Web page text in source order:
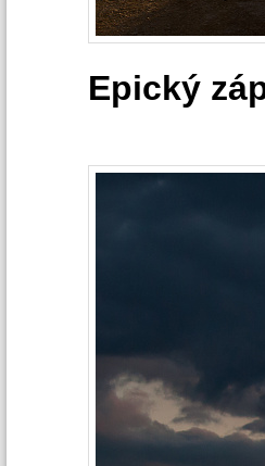
Epický